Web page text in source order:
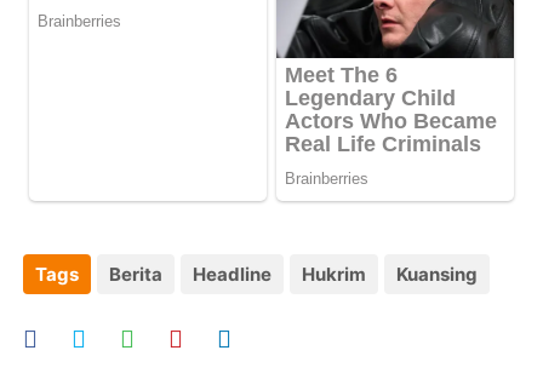
Tags Berita Headline Hukrim Kuansing